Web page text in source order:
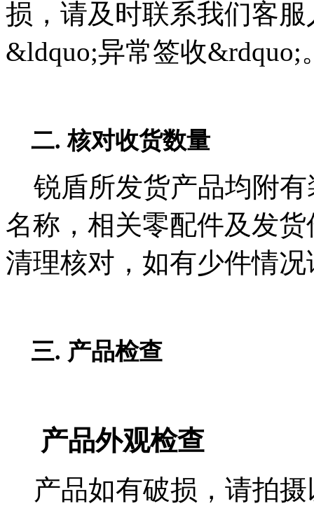
损，请及时联系我们客
&ldquo;异常签收&rdquo;
二. 核对收货数量
锐盾所发货产品均附有
名称，相关零配件及发
清理核对，如有少件情
三. 产品检查
产品外观检查
产品如有破损，请拍摄